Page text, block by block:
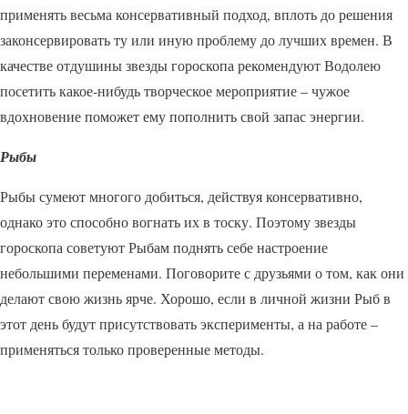
применять весьма консервативный подход, вплоть до решения
законсервировать ту или иную проблему до лучших времен. В
качестве отдушины звезды гороскопа рекомендуют Водолею
посетить какое-нибудь творческое мероприятие – чужое
вдохновение поможет ему пополнить свой запас энергии.
Рыбы
Рыбы сумеют многого добиться, действуя консервативно,
однако это способно вогнать их в тоску. Поэтому звезды
гороскопа советуют Рыбам поднять себе настроение
небольшими переменами. Поговорите с друзьями о том, как они
делают свою жизнь ярче. Хорошо, если в личной жизни Рыб в
этот день будут присутствовать эксперименты, а на работе –
применяться только проверенные методы.